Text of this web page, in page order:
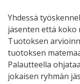
Yhdessä
jäsenten että koko
Tuotoksen
tuotoksen
Palautteella
jokaisen ryhmän